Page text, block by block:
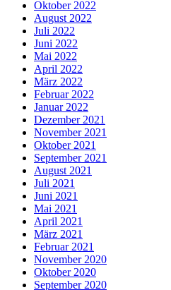
Oktober 2022
August 2022
Juli 2022
Juni 2022
Mai 2022
April 2022
März 2022
Februar 2022
Januar 2022
Dezember 2021
November 2021
Oktober 2021
September 2021
August 2021
Juli 2021
Juni 2021
Mai 2021
April 2021
März 2021
Februar 2021
November 2020
Oktober 2020
September 2020